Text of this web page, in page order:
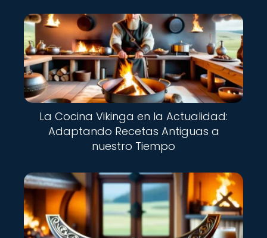
La Cocina Vikinga en la Actualidad:
Adaptando Recetas Antiguas a
nuestro Tiempo